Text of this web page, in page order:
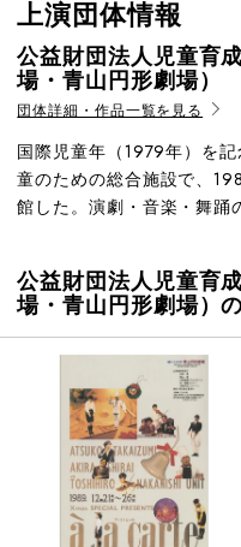
上演団体情報
公益財団法人児童育
場・青山円形劇場）
団体詳細・作品一覧を見る
国際児童年（1979年）を
童のための総合施設で、
館した。演劇・音楽・舞踊
公益財団法人児童育
場・青山円形劇場）